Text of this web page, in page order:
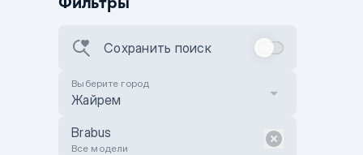
Сохранить поиск
Выберите город
Жайрем
Brabus
Все модели